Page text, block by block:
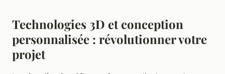
Technologies 3D et conception
personnalisée : révolutionner votre
projet